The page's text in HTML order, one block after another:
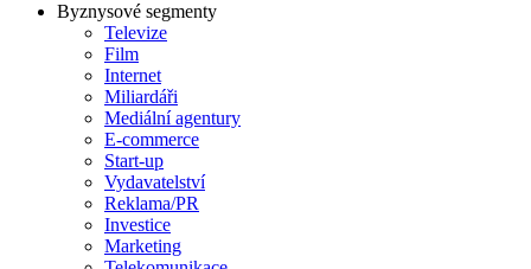
Byznysové segmenty
Televize
Film
Internet
Miliardáři
Mediální agentury
E-commerce
Start-up
Vydavatelství
Reklama/PR
Investice
Marketing